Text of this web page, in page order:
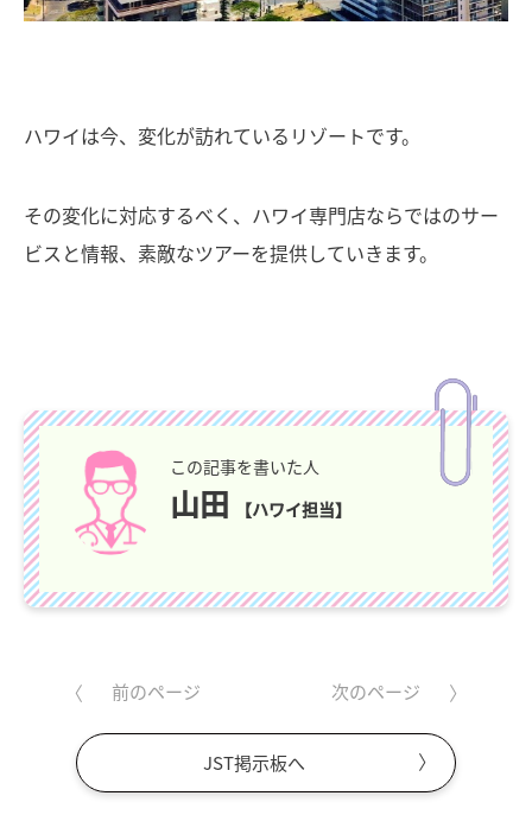
ハワイは今、変化が訪れているリゾートです。
その変化に対応するべく、ハワイ専門店ならではのサー
ビスと情報、素敵なツアーを提供していきます。
この記事を書いた人
山田 【ハワイ担当】
前のページ
JST掲示板へ
次のページ